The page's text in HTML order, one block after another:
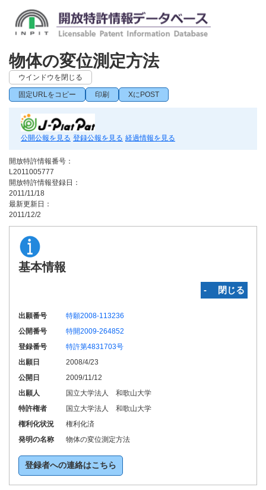
物体の変位測定方法
ウインドウを閉じる
固定URLをコピー 印刷 XにPOST
公開公報を見る 登録公報を見る 経過情報を見る
開放特許情報番号：
L2011005777
開放特許情報登録日：
2011/11/18
最新更新日：
2011/12/2
基本情報
‐ 閉じる
出願番号
特願2008-113236
公開番号
特開2009-264852
登録番号
特許第4831703号
出願日
2008/4/23
公開日
2009/11/12
出願人
国立大学法人 和歌山大学
特許権者
国立大学法人 和歌山大学
権利化状況
権利化済
発明の名称
物体の変位測定方法
登録者への連絡はこちら